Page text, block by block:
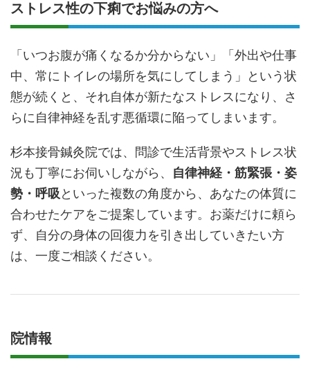
ストレス性の下痢でお悩みの方へ
「いつお腹が痛くなるか分からない」「外出や仕事
中、常にトイレの場所を気にしてしまう」という状
態が続くと、それ自体が新たなストレスになり、さ
らに自律神経を乱す悪循環に陥ってしまいます。
杉本接骨鍼灸院では、問診で生活背景やストレス状
況も丁寧にお伺いしながら、 自律神経・筋緊張・姿
勢・呼吸といった複数の角度から、あなたの体質に
合わせたケアをご提案しています。お薬だけに頼ら
ず、自分の身体の回復力を引き出していきたい方
は、一度ご相談ください。
院情報